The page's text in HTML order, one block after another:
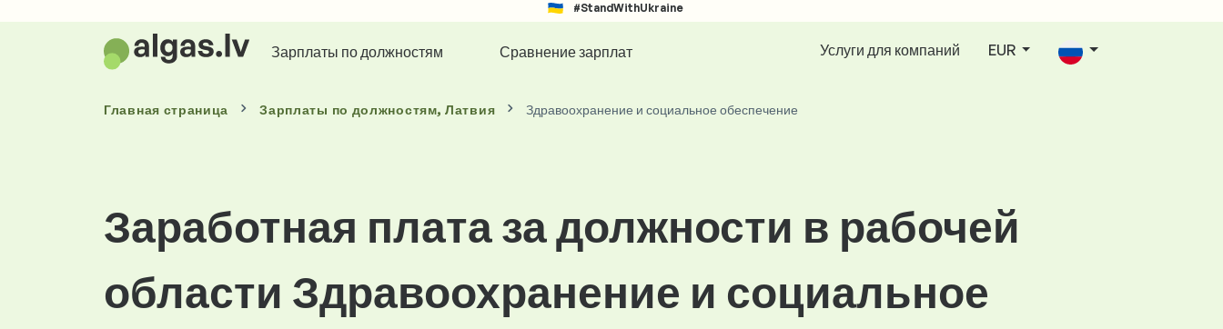
#StandWithUkraine
Зарплаты по должностям Сравнение зарплат Услуги для компаний EUR
Главная страница Зарплаты по должностям, Латвия Здравоохранение и социальное обеспечение
Заработная плата за должности в рабочей
области Здравоохранение и социальное